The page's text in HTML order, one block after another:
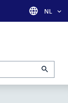
Taal
NL